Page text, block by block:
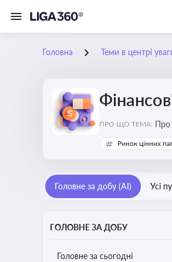
Головна Теми в центрі
ПРО ЩО ТЕМА:
Ринок цінних
Головне за добу (AI) Усі
ГОЛОВНЕ ЗА ДОБУ
Головне за сьогодні